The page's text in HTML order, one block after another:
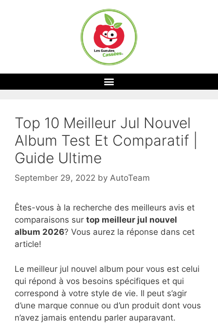
Top 10 Meilleur Jul Nouvel
Album Test Et Comparatif |
Guide Ultime
September 29, 2022 by AutoTeam
Êtes-vous à la recherche des meilleurs avis et
comparaisons sur top meilleur jul nouvel
album 2026? Vous aurez la réponse dans cet
article!
Le meilleur jul nouvel album pour vous est celui
qui répond à vos besoins spécifiques et qui
correspond à votre style de vie. Il peut s’agir
d’une marque connue ou d’un produit dont vous
n’avez jamais entendu parler auparavant.